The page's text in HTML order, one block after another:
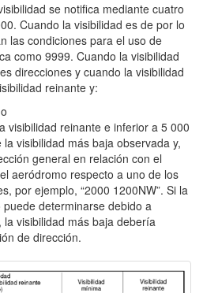
se notifica mediante cuatro
Cuando la visibilidad es de por lo
las condiciones para el uso de
como 9999. Cuando la visibilidad
direcciones y cuando la visibilidad
reinante y:
visibilidad reinante e inferior a 5 000
visibilidad más baja observada y,
general en relación con el
aeródromo respecto a uno de los
por ejemplo, “2000 1200NW”. Si la
determinarse debido a
visibilidad más baja debería
de dirección.